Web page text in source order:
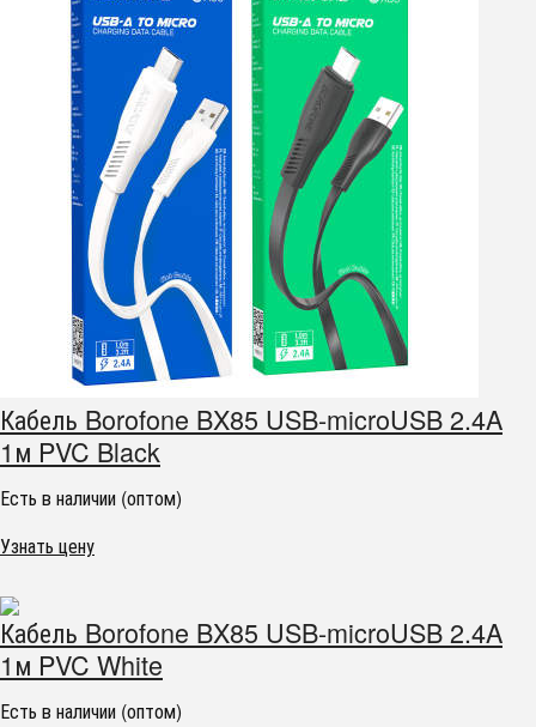
Кабель Borofone BX85 USB-microUSB 2.4A
1м PVC Black
Есть в наличии (оптом)
Узнать цену
Кабель Borofone BX85 USB-microUSB 2.4A
1м PVC White
Есть в наличии (оптом)